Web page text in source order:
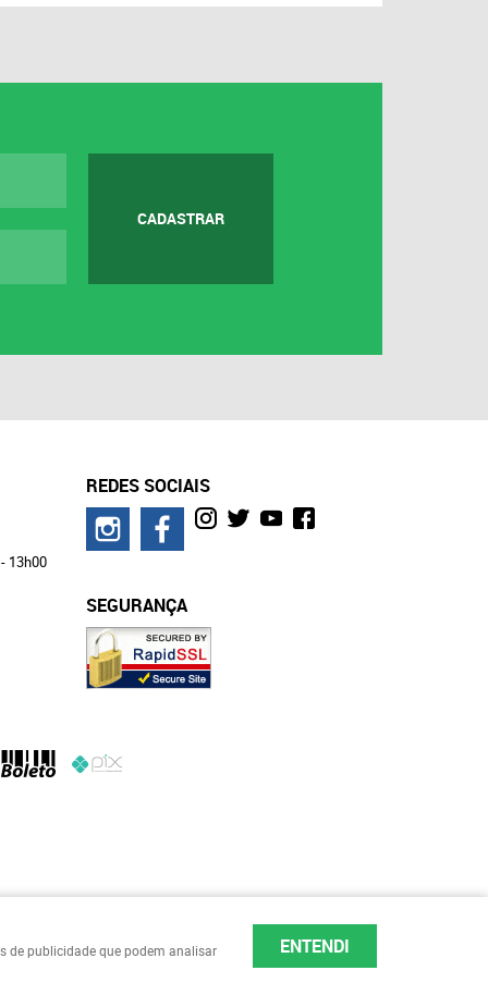
CADASTRAR
13h00
REDES SOCIAIS
SEGURANÇA
de publicidade que podem analisar
ENTENDI